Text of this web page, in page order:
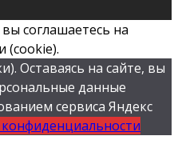
соглашаетесь на
(cookie).
Оставаясь на сайте, вы
данные
сервиса Яндекс